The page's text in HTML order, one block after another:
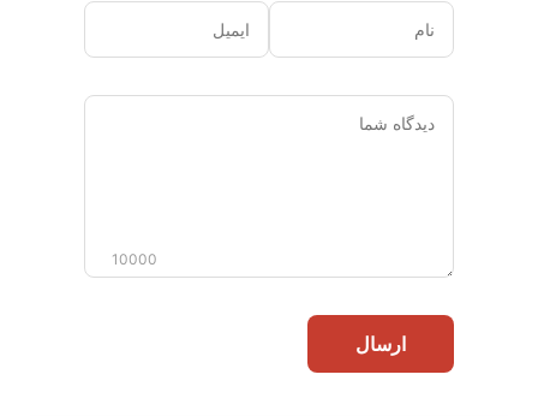
نام ایمیل
دیدگاه
10000
ارسال